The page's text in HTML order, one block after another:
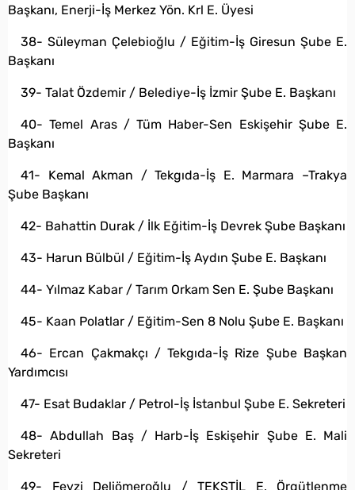
Başkanı, Enerji-İş Merkez Yön. Krl E. Üyesi
38- Süleyman Çelebioğlu / Eğitim-İş Giresun Şube E.
Başkanı
39- Talat Özdemir / Belediye-İş İzmir Şube E. Başkanı
40- Temel Aras / Tüm Haber-Sen Eskişehir Şube E.
Başkanı
41- Kemal Akman / Tekgıda-İş E. Marmara –Trakya
Şube Başkanı
42- Bahattin Durak / İlk Eğitim-İş Devrek Şube Başkanı
43- Harun Bülbül / Eğitim-İş Aydın Şube E. Başkanı
44- Yılmaz Kabar / Tarım Orkam Sen E. Şube Başkanı
45- Kaan Polatlar / Eğitim-Sen 8 Nolu Şube E. Başkanı
46- Ercan Çakmakçı / Tekgıda-İş Rize Şube Başkan
Yardımcısı
47- Esat Budaklar / Petrol-İş İstanbul Şube E. Sekreteri
48- Abdullah Baş / Harb-İş Eskişehir Şube E. Mali
Sekreteri
49- Fevzi Deliömeroğlu / TEKSTİL E. Örgütlenme